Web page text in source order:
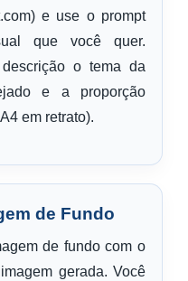
e use o prompt
que você quer.
o tema da
e a proporção
em retrato).
de Fundo
de fundo com o
gerada. Você